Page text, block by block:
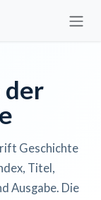
der
Geschichte
Titel,
Ausgabe. Die